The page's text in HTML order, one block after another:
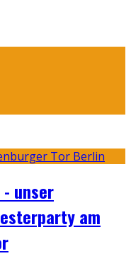
unser
am